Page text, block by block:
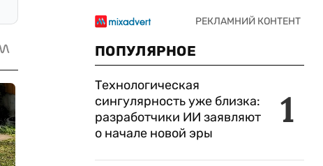
ПОПУЛЯРНОЕ
1
Технологическая
сингулярность уже близка:
разработчики ИИ заявляют
о начале новой эры